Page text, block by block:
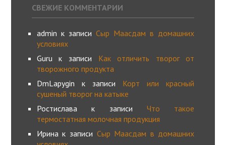
СВЕЖИЕ КОММЕНТАРИИ
admin к записи Сыр Маасдам в домашних
условиях
Guru к записи Как отличить творог от
творожного продукта
DmLapygin к записи Корт или красный
сушеный творог на катыке
Ростислава к записи Что такое
термостатная молочная продукция
Ирина к записи Сыр Маасдам в домашних